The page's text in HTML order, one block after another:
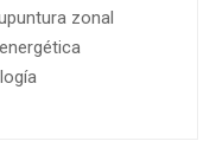
zonal